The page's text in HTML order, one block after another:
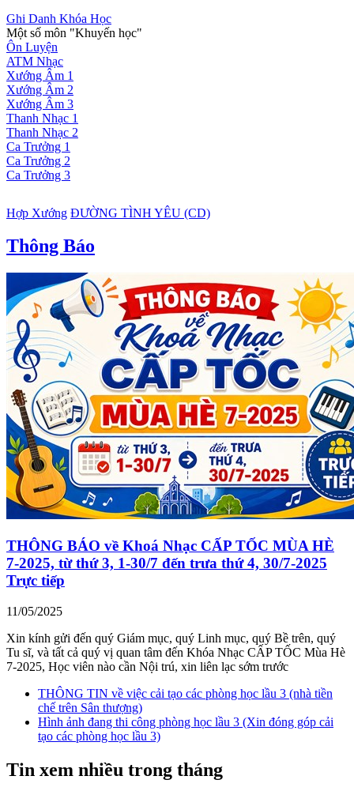
Ghi Danh Khóa Học
Một số môn "Khuyến học"
Ôn Luyện
ATM Nhạc
Xướng Âm 1
Xướng Âm 2
Xướng Âm 3
Thanh Nhạc 1
Thanh Nhạc 2
Ca Trưởng 1
Ca Trưởng 2
Ca Trưởng 3
Hợp Xướng ĐƯỜNG TÌNH YÊU (CD)
Thông Báo
THÔNG BÁO về Khoá Nhạc CẤP TỐC MÙA HÈ
7-2025, từ thứ 3, 1-30/7 đến trưa thứ 4, 30/7-2025
Trực tiếp
11/05/2025
Xin kính gửi đến quý Giám mục, quý Linh mục, quý Bề trên, quý
Tu sĩ, và tất cả quý vị quan tâm đến Khóa Nhạc CẤP TỐC Mùa Hè
7-2025, Học viên nào cần Nội trú, xin liên lạc sớm trước
THÔNG TIN về việc cải tạo các phòng học lầu 3 (nhà tiền
chế trên Sân thượng)
Hình ảnh đang thi công phòng học lầu 3 (Xin đóng góp cải
tạo các phòng học lầu 3)
Tin xem nhiều trong tháng